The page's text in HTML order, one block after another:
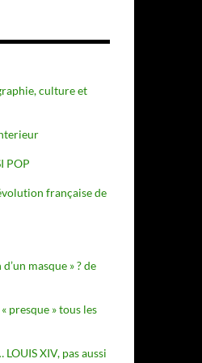
culture et
POP
française de
masque » ? de
presque » tous les
LOUIS XIV, pas aussi